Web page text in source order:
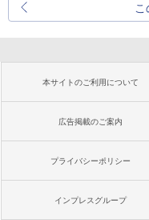
本サイトのご利用について
広告掲載のご案内
プライバシーポリシー
インプレスグループ